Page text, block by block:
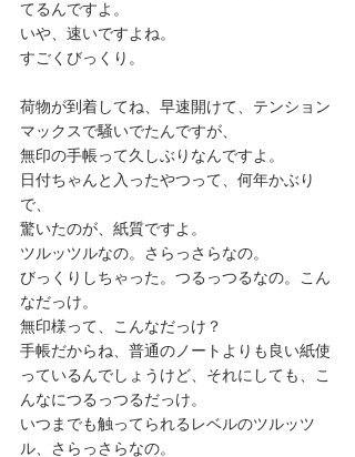
てるんですよ。
いや、速いですよね。
すごくびっくり。
荷物が到着してね、早速開けて、テンション
マックスで騒いでたんですが、
無印の手帳って久しぶりなんですよ。
日付ちゃんと入ったやつって、何年かぶり
で、
驚いたのが、紙質ですよ。
ツルッツルなの。さらっさらなの。
びっくりしちゃった。つるっつるなの。こん
なだっけ。
無印様って、こんなだっけ？
手帳だからね、普通のノートよりも良い紙使
っているんでしょうけど、それにしても、こ
んなにつるっつるだっけ。
いつまでも触ってられるレベルのツルッツ
ル、さらっさらなの。